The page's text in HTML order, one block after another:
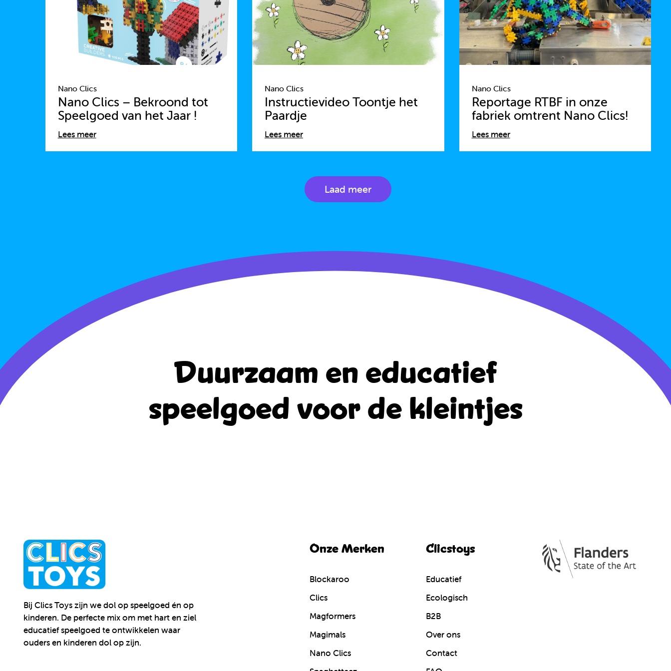
Nano Clics
Nano Clics – Bekroond tot
Speelgoed van het Jaar !
Lees meer
Nano Clics
Instructievideo Toontje het
Paardje
Lees meer
Nano Clics
Reportage RTBF in onze
fabriek omtrent Nano Clics!
Lees meer
Laad meer
Duurzaam en educatief
speelgoed voor de kleintjes
Bij Clics Toys zijn we dol op speelgoed én op
kinderen. De perfecte mix om met hart en ziel
educatief speelgoed te ontwikkelen waar
ouders en kinderen dol op zijn.
Onze Merken
Blockaroo
Clics
Magformers
Magimals
Nano Clics
Clicstoys
Educatief
Ecologisch
B2B
Over ons
Contact